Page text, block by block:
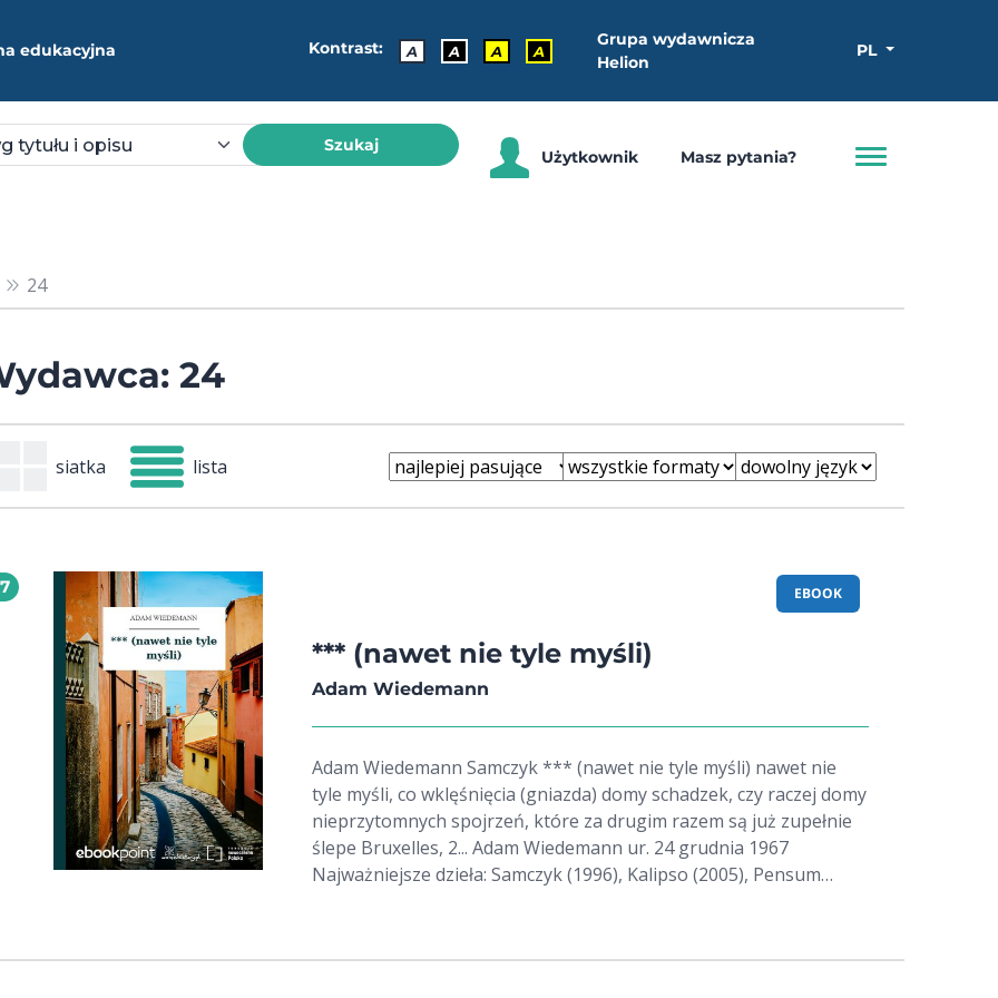
edukacyjna Kontrast: A A A A
Grupa wydawnicza
Helion
PL
Szukaj
Użytkownik Masz pytania?
24
24
siatka lista
EBOOK
*** (nawet nie tyle myśli)
Adam Wiedemann
Adam Wiedemann Samczyk *** (nawet nie tyle myśli) nawet nie
tyle myśli, co wklęśnięcia (gniazda) domy schadzek, czy raczej domy
nieprzytomnych spojrzeń, które za drugim razem są już zupełnie
ślepe Bruxelles, 2... Adam Wiedemann ur. 24 grudnia 1967
Najważniejsze dzieła: Samczyk (1996), Kalipso (2005), Pensum
Uniwersytecie Jagiellońskim. Był trzykrotnie nominowany do